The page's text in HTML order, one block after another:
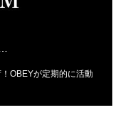
OBEYが定期的に活動